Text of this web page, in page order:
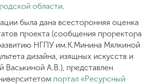
области.
была дана всесторонняя оценка
проекта (сообщения проректора
НГПУ им.К.Минина Мялкиной
дизайна, изящных искусств и
Васькиной А.В.), представлен
портал «Ресурсный